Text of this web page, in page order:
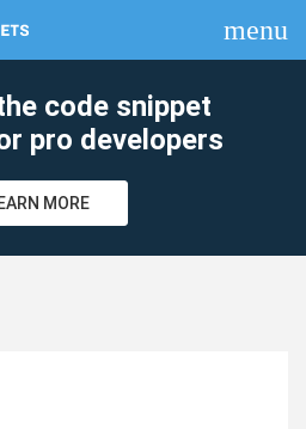
menu
code snippet
pro developers
MORE
clear